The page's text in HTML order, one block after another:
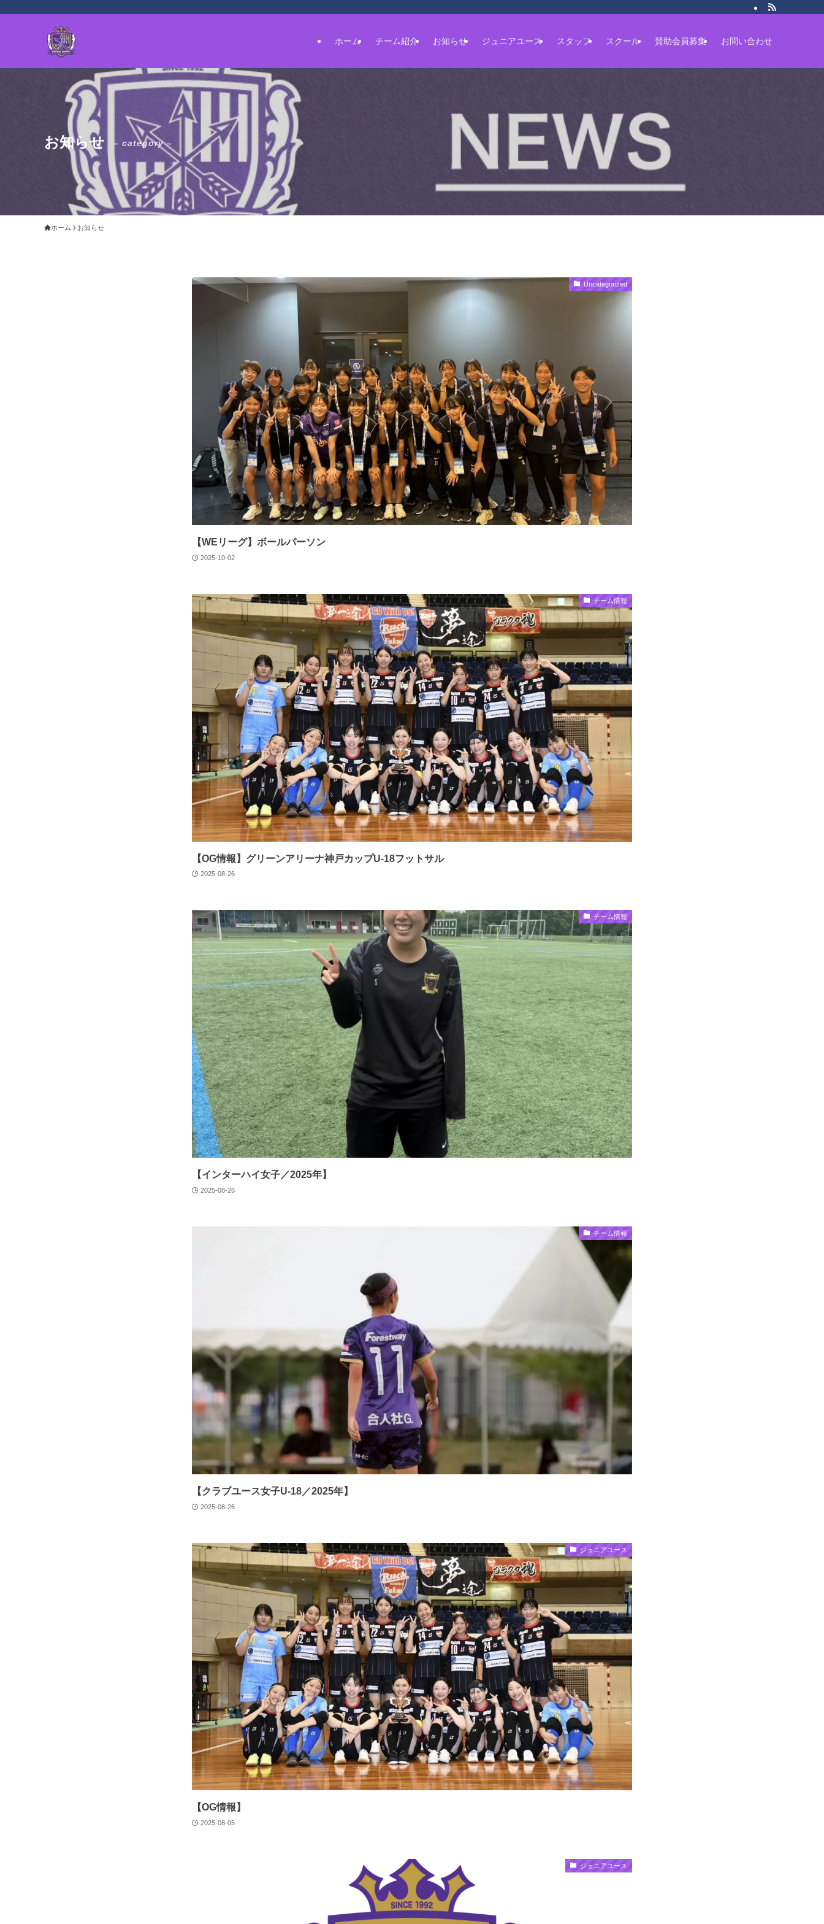
ホーム チーム紹介 お知らせ ジュニアユース スタッフ スクール 賛助会員募集 お問い合わせ
お知らせ – category –
ホーム お知らせ
Uncategorized
【WEリーグ】ボールパーソン
2025-10-02
チーム情報
【OG情報】グリーンアリーナ神戸カップU-18フットサル
2025-08-26
チーム情報
【インターハイ女子／2025年】
2025-08-26
チーム情報
【クラブユース女子U-18／2025年】
2025-08-26
ジュニアユース
【OG情報】
2025-08-05
ジュニアユース